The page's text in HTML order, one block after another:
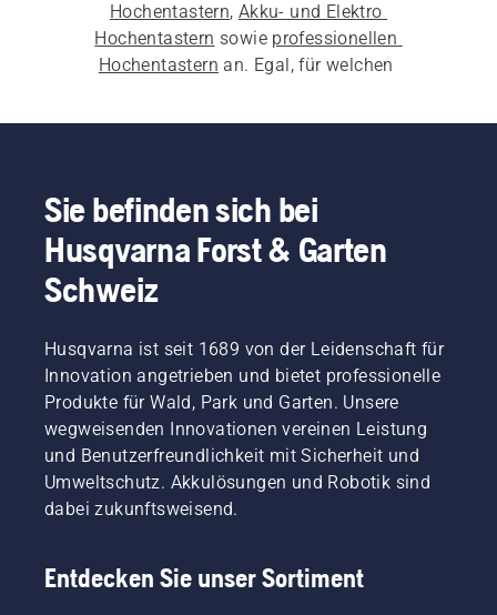
Hochentastern, Akku- und Elektro
Hochentastern sowie professionellen
Hochentastern an. Egal, für welchen
leicht und dennoch leistungsstark sein und sich
Sie befinden sich bei
Husqvarna Forst & Garten
Schweiz
Husqvarna ist seit 1689 von der Leidenschaft für
Innovation angetrieben und bietet professionelle
Produkte für Wald, Park und Garten. Unsere
wegweisenden Innovationen vereinen Leistung
und Benutzerfreundlichkeit mit Sicherheit und
Umweltschutz. Akkulösungen und Robotik sind
dabei zukunftsweisend.
Entdecken Sie unser Sortiment